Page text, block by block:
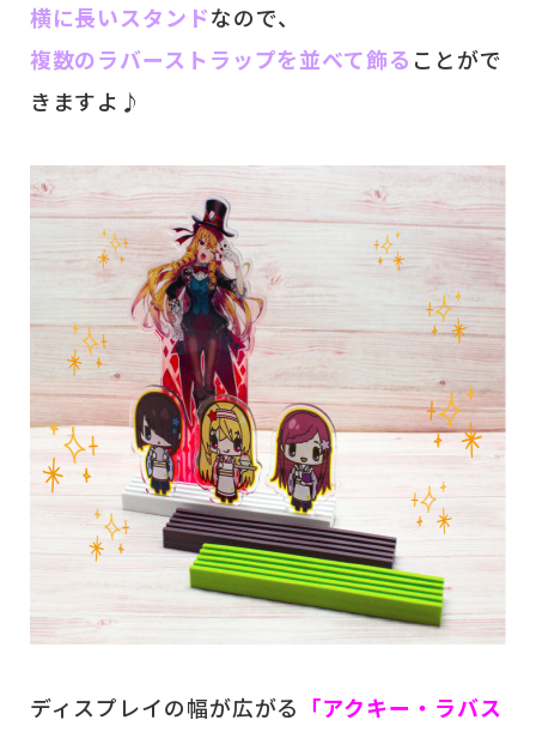
横に長いスタンドなので、
複数のラバーストラップを並べて飾る ことがで
きますよ♪
ディスプレイの幅が広がる 「アクキー・ラバス